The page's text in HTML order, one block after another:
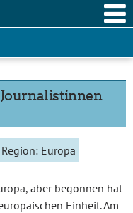
Region: Europa
aber begonnen hat
Einheit. Am